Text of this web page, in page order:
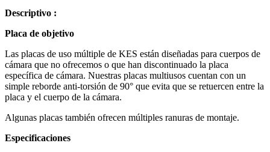
Descriptivo :
Placa de objetivo
Las placas de uso múltiple de KES están diseñadas para cuerpos de
cámara que no ofrecemos o que han discontinuado la placa
específica de cámara. Nuestras placas multiusos cuentan con un
simple reborde anti-torsión de 90° que evita que se retuercen entre la
placa y el cuerpo de la cámara.
Algunas placas también ofrecen múltiples ranuras de montaje.
Especificaciones